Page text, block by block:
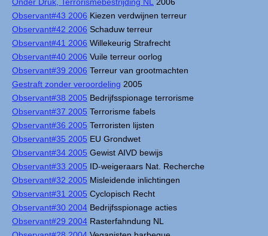
Observant#43 2006 Kiezen verdwijnen terreur
Observant#42 2006 Schaduw terreur
Observant#41 2006 Willekeurig Strafrecht
Observant#40 2006 Vuile terreur oorlog
Observant#39 2006 Terreur van grootmachten
Gestraft zonder veroordeling 2005
Observant#38 2005 Bedrijfsspionage terrorisme
Observant#37 2005 Terrorisme fabels
Observant#36 2005 Terroristen lijsten
Observant#35 2005 EU Grondwet
Observant#34 2005 Gewist AIVD bewijs
Observant#33 2005 ID-weigeraars Nat. Recherche
Observant#32 2005 Misleidende inlichtingen
Observant#31 2005 Cyclopisch Recht
Observant#30 2004 Bedrijfsspionage acties
Observant#29 2004 Rasterfahndung NL